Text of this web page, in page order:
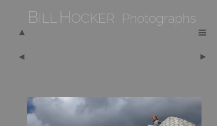
BILL HOCKER Photographs